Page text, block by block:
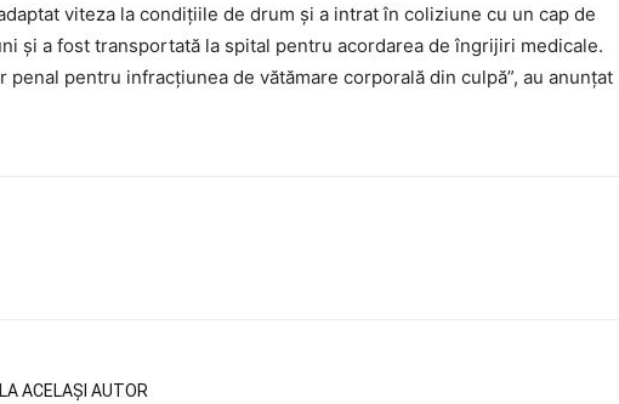
viteza la condițiile de drum și a intrat în coliziune cu un cap de
și a fost transportată la spital pentru acordarea de îngrijiri medicale.
penal pentru infracțiunea de vătămare corporală din culpă”, au anunțat
ACELAȘI AUTOR